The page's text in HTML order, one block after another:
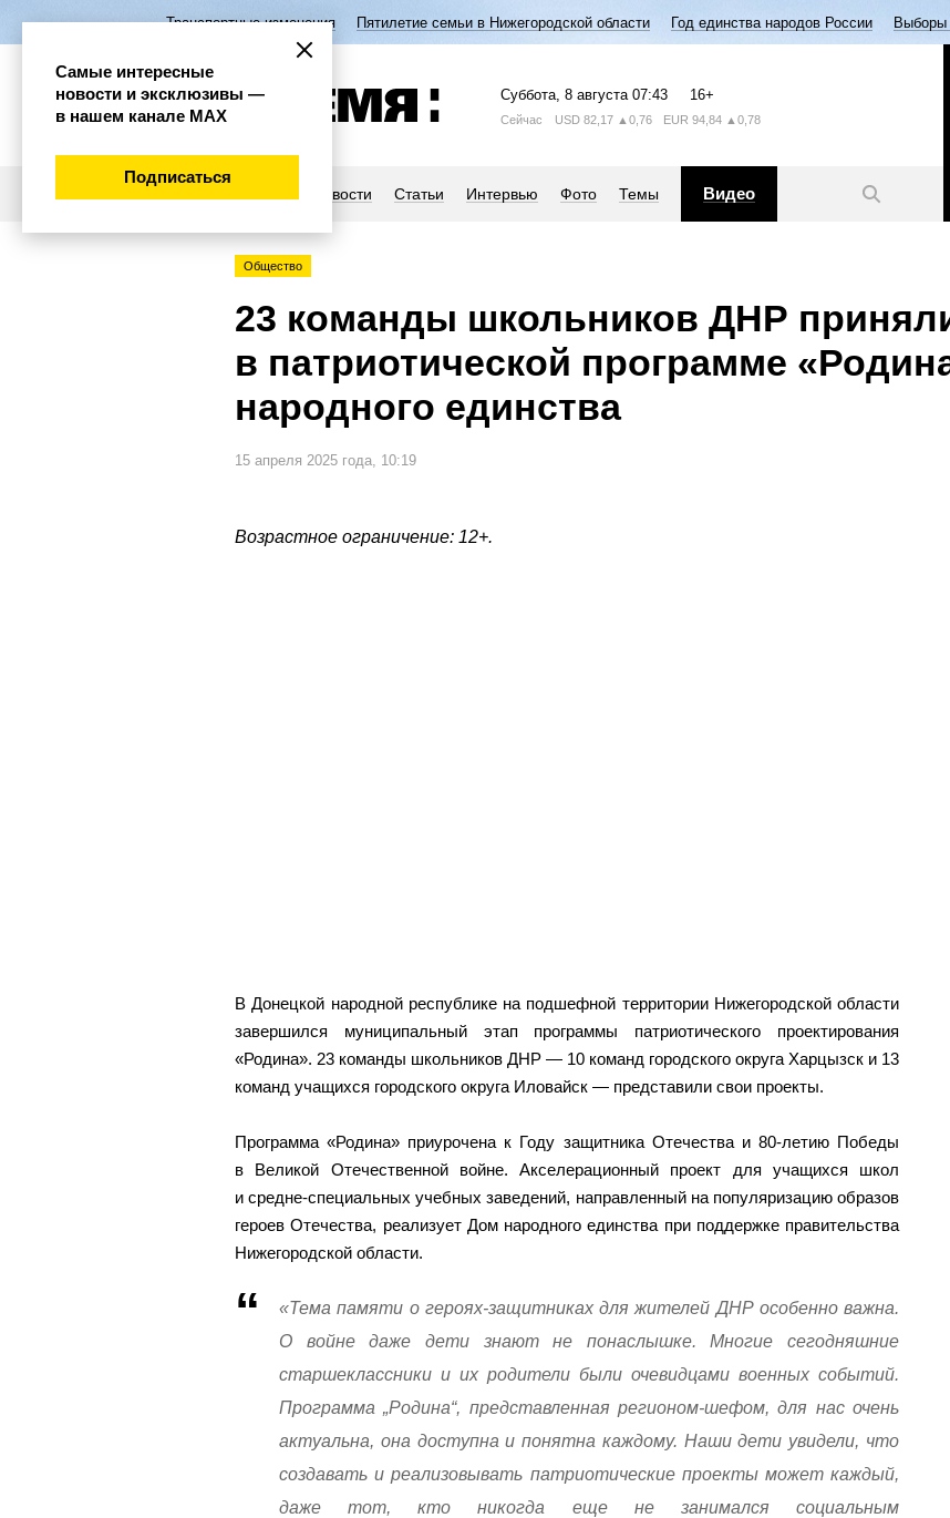
Транспортные изменения Пятилетие семьи в Нижегородской области Год единства народов России
Суббота, 8 августа 07:43 16+
Сейчас USD 82,17 ▲0,76 EUR 94,84 ▲0,78
Новости Статьи Интервью Фото Темы Видео
Общество
23 команды школьников ДНР
в патриотической программе
народного единства
15 апреля 2025 года, 10:19
Возрастное ограничение: 12+.
В Донецкой народной республике на подшефной территории Нижегородской области
завершился муниципальный этап программы патриотического проектирования
«Родина». 23 команды школьников ДНР — 10 команд городского округа Харцызск и 13
команд учащихся городского округа Иловайск — представили свои проекты.
Программа «Родина» приурочена к Году защитника Отечества и 80-летию Победы
в Великой Отечественной войне. Акселерационный проект для учащихся школ
и средне-специальных учебных заведений, направленный на популяризацию образов
героев Отечества, реализует Дом народного единства при поддержке правительства
Нижегородской области.
«Тема памяти о героях-защитниках для жителей ДНР особенно важна.
О войне даже дети знают не понаслышке. Многие сегодняшние
старшеклассники и их родители были очевидцами военных событий.
Программа „Родина“, представленная регионом-шефом, для нас очень
актуальна, она доступна и понятна каждому. Наши дети увидели, что
создавать и реализовывать патриотические проекты может каждый,
даже тот, кто никогда еще не занимался социальным
Самые интересные
новости и эксклюзивы —
в нашем канале МАХ
Подписаться